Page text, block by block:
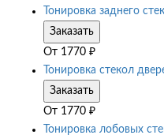
Тонировка заднего
Заказать
От 1770 ₽
Тонировка стекол
Заказать
От 1770 ₽
Тонировка лобовых